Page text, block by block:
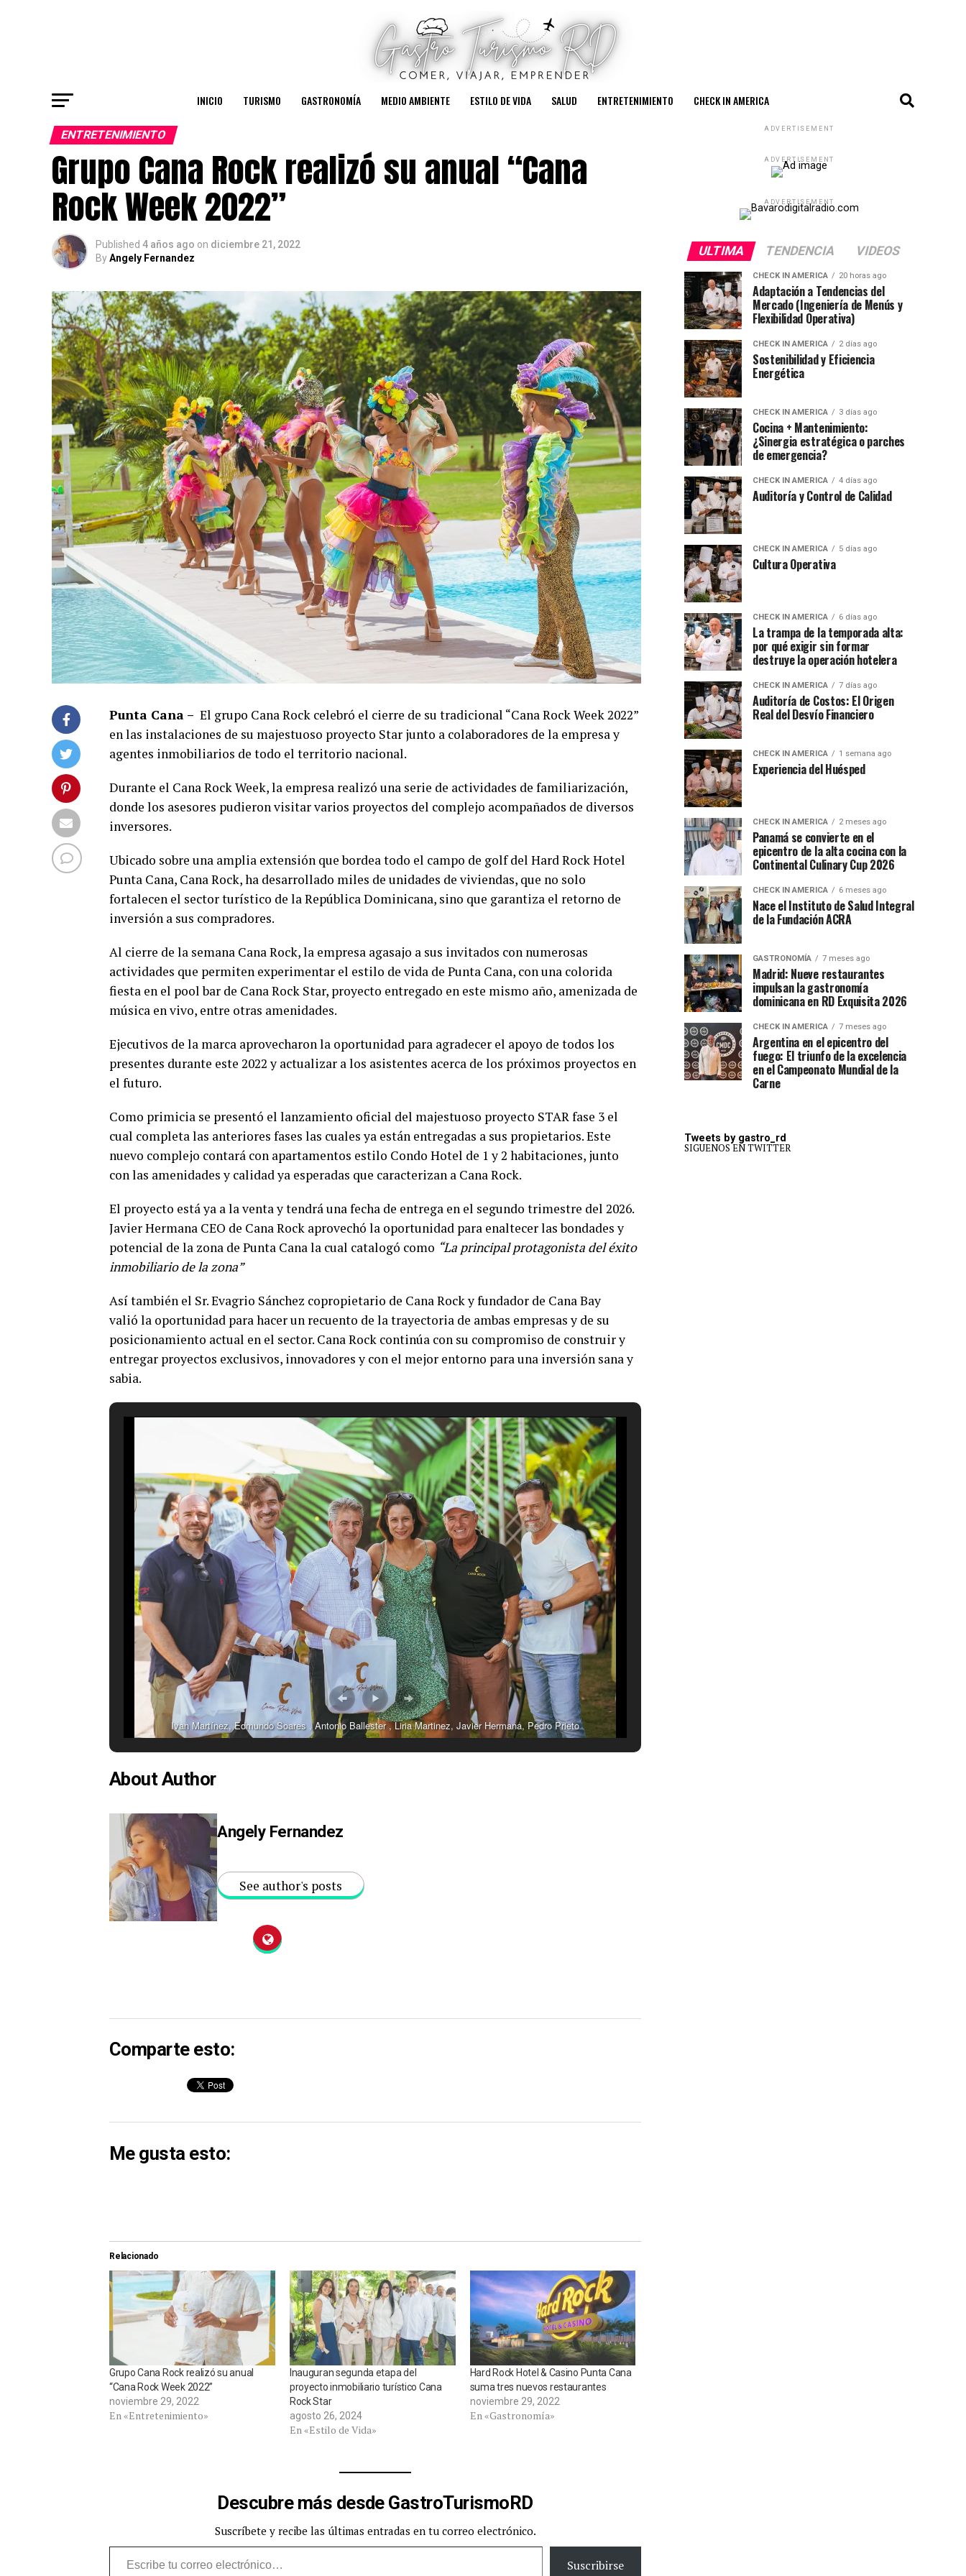
INICIO TURISMO GASTRONOMÍA MEDIO AMBIENTE ESTILO DE VIDA SALUD ENTRETENIMIENTO CHECK IN AMERICA
ENTRETENIMIENTO
Grupo Cana Rock realizó su anual “Cana
Rock Week 2022”
Published 4 años ago on diciembre 21, 2022
ByAngely Fernandez
Punta Cana – El grupo Cana Rock celebró el cierre de su tradicional “Cana Rock Week 2022”
en las instalaciones de su majestuoso proyecto Star junto a colaboradores de la empresa y
agentes inmobiliarios de todo el territorio nacional.
Durante el Cana Rock Week, la empresa realizó una serie de actividades de familiarización,
donde los asesores pudieron visitar varios proyectos del complejo acompañados de diversos
inversores.
Ubicado sobre una amplia extensión que bordea todo el campo de golf del Hard Rock Hotel
Punta Cana, Cana Rock, ha desarrollado miles de unidades de viviendas, que no solo
fortalecen el sector turístico de la República Dominicana, sino que garantiza el retorno de
inversión a sus compradores.
Al cierre de la semana Cana Rock, la empresa agasajo a sus invitados con numerosas
actividades que permiten experimentar el estilo de vida de Punta Cana, con una colorida
fiesta en el pool bar de Cana Rock Star, proyecto entregado en este mismo año, amenizada de
música en vivo, entre otras amenidades.
Ejecutivos de la marca aprovecharon la oportunidad para agradecer el apoyo de todos los
presentes durante este 2022 y actualizar a los asistentes acerca de los próximos proyectos en
el futuro.
Como primicia se presentó el lanzamiento oficial del majestuoso proyecto STAR fase 3 el
cual completa las anteriores fases las cuales ya están entregadas a sus propietarios. Este
nuevo complejo contará con apartamentos estilo Condo Hotel de 1 y 2 habitaciones, junto
con las amenidades y calidad ya esperadas que caracterizan a Cana Rock.
El proyecto está ya a la venta y tendrá una fecha de entrega en el segundo trimestre del 2026.
Javier Hermana CEO de Cana Rock aprovechó la oportunidad para enaltecer las bondades y
potencial de la zona de Punta Cana la cual catalogó como “La principal protagonista del éxito
inmobiliario de la zona”
Así también el Sr. Evagrio Sánchez copropietario de Cana Rock y fundador de Cana Bay
valió la oportunidad para hacer un recuento de la trayectoria de ambas empresas y de su
posicionamiento actual en el sector. Cana Rock continúa con su compromiso de construir y
entregar proyectos exclusivos, innovadores y con el mejor entorno para una inversión sana y
sabia.
Ivan Martínez, Edmundo Soares , Antonio Ballester , Liria Martinez, Javier Hermana, Pedro Prieto
About Author
Angely Fernandez
See author's posts
Comparte esto:
Me gusta esto:
Relacionado
Grupo Cana Rock realizó su anual
“Cana Rock Week 2022”
noviembre 29, 2022
En «Entretenimiento»
Inauguran segunda etapa del
proyecto inmobiliario turístico Cana
Rock Star
agosto 26, 2024
En «Estilo de Vida»
Hard Rock Hotel & Casino Punta Cana
suma tres nuevos restaurantes
noviembre 29, 2022
En «Gastronomía»
Descubre más desde GastroTurismoRD
Suscríbete y recibe las últimas entradas en tu correo electrónico.
Escribe tu correo electrónico…
Suscribirse
ADVERTISEMENT
ADVERTISEMENT
ADVERTISEMENT
ULTIMA TENDENCIA VIDEOS
CHECK IN AMERICA 20 horas ago
Adaptación a Tendencias del
Mercado (Ingeniería de Menús y
Flexibilidad Operativa)
CHECK IN AMERICA 2 días ago
Sostenibilidad y Eficiencia
Energética
CHECK IN AMERICA 3 días ago
Cocina + Mantenimiento:
¿Sinergia estratégica o parches
de emergencia?
CHECK IN AMERICA 4 días ago
Auditoría y Control de Calidad
CHECK IN AMERICA 5 días ago
Cultura Operativa
CHECK IN AMERICA 6 días ago
La trampa de la temporada alta:
por qué exigir sin formar
destruye la operación hotelera
CHECK IN AMERICA 7 días ago
Auditoría de Costos: El Origen
Real del Desvío Financiero
CHECK IN AMERICA 1 semana ago
Experiencia del Huésped
CHECK IN AMERICA 2 meses ago
Panamá se convierte en el
epicentro de la alta cocina con la
Continental Culinary Cup 2026
CHECK IN AMERICA 6 meses ago
Nace el Instituto de Salud Integral
de la Fundación ACRA
GASTRONOMÍA 7 meses ago
Madrid: Nueve restaurantes
impulsan la gastronomía
dominicana en RD Exquisita 2026
CHECK IN AMERICA 7 meses ago
Argentina en el epicentro del
fuego: El triunfo de la excelencia
en el Campeonato Mundial de la
Carne
Tweets by gastro_rd
SIGUENOS EN TWITTER